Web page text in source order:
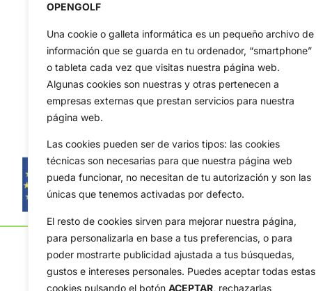
OPENGOLF
Una cookie o galleta informática es un pequeño archivo de
información que se guarda en tu ordenador, “smartphone”
o tableta cada vez que visitas nuestra página web.
Algunas cookies son nuestras y otras pertenecen a
empresas externas que prestan servicios para nuestra
página web.
Las cookies pueden ser de varios tipos: las cookies
técnicas son necesarias para que nuestra página web
pueda funcionar, no necesitan de tu autorización y son las
únicas que tenemos activadas por defecto.
El resto de cookies sirven para mejorar nuestra página,
para personalizarla en base a tus preferencias, o para
poder mostrarte publicidad ajustada a tus búsquedas,
gustos e intereses personales. Puedes aceptar todas estas
cookies pulsando el botón ACEPTAR, rechazarlas